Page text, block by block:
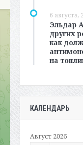
6 августа,
Эльдар
других
как
на
КАЛЕНДАРЬ
Август 2026